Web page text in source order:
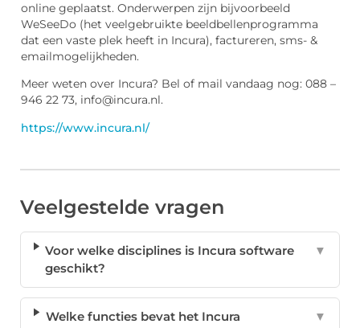
online geplaatst. Onderwerpen zijn bijvoorbeeld
WeSeeDo (het veelgebruikte beeldbellenprogramma
dat een vaste plek heeft in Incura), factureren, sms- &
emailmogelijkheden.
Meer weten over Incura? Bel of mail vandaag nog: 088 –
946 22 73, info@incura.nl.
https://www.incura.nl/
Veelgestelde vragen
Voor welke disciplines is Incura software
geschikt?
▼
Welke functies bevat het Incura
▼